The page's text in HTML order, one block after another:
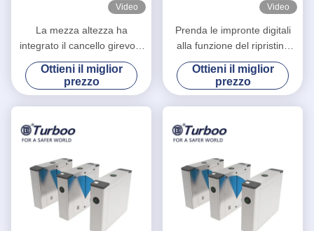
Video
La mezza altezza ha
integrato il cancello girevole
automatico della barriera
della falda con il
riconoscimento di fronte
Ottieni il miglior
prezzo
Video
Prenda le impronte digitali
alla funzione del ripristino
automatico dei sistemi di
barriera del portone/entrata
della barriera della falda
Ottieni il miglior
prezzo